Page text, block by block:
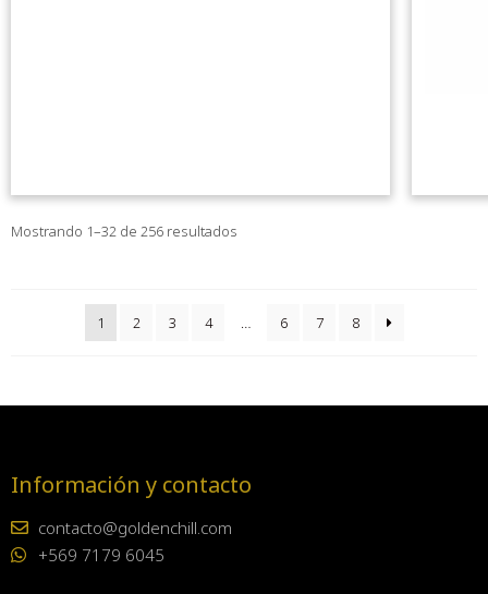
Mostrando 1–32 de 256 resultados
1 2 3 4 … 6 7 8
Información y contacto
contacto@goldenchill.com
+569 7179 6045